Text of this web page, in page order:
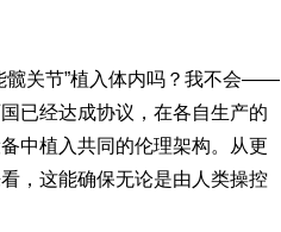
髋关节”植入体内吗？我不会——
已经达成协议，在各自生产的
中植入共同的伦理架构。从更
，这能确保无论是由人类操控